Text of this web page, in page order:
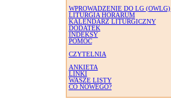
WPROWADZENIE DO LG (OWLG)
LITURGIA HORARUM
KALENDARZ LITURGICZNY
DODATEK
INDEKSY
POMOC
CZYTELNIA
ANKIETA
LINKI
WASZE LISTY
CO NOWEGO?